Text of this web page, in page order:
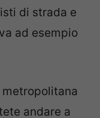
di strada e
ad esempio
andare a